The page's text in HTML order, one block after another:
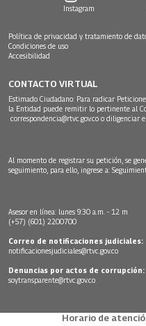
Instagram
Política de privacidad y tratamiento de
Condiciones de uso
Accesibilidad
CONTACTO VIRTUAL
Estimado Ciudadano: Para radicar
la Entidad puede remitir lo pertinente al
correspondencia@rtvc.gov.co o diligenciar
Al momento de registrar su petición, se
seguimiento, para ello, ingrese a:
Asesor en línea: lunes 9:30 a.m. - 12 m
(+57) (601) 2200700
Correo de notificaciones judiciales:
notificacionesjudiciales@rtvc.gov.co
Denuncias por actos de corrupción:
soytransparente@rtvc.gov.co
Horario de